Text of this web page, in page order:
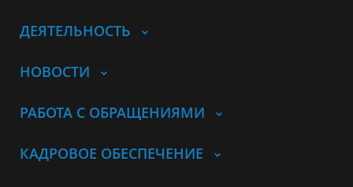
ДЕЯТЕЛЬНОСТЬ
НОВОСТИ
РАБОТА С ОБРАЩЕНИЯМИ
КАДРОВОЕ ОБЕСПЕЧЕНИЕ